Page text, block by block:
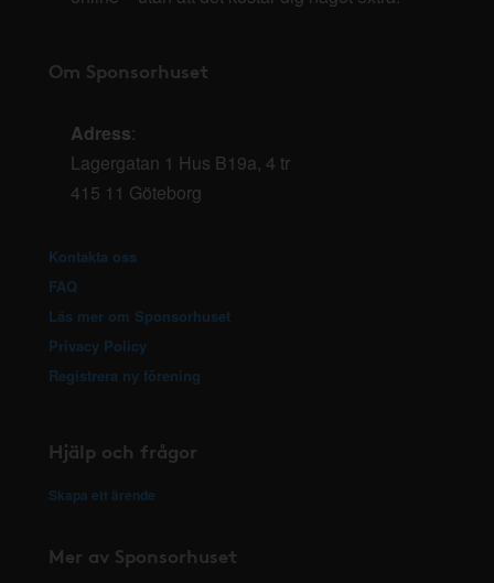
Om Sponsorhuset
Adress:
Lagergatan 1 Hus B19a, 4 tr
415 11 Göteborg
Kontakta oss
FAQ
Läs mer om Sponsorhuset
Privacy Policy
Registrera ny förening
Hjälp och frågor
Skapa ett ärende
Mer av Sponsorhuset